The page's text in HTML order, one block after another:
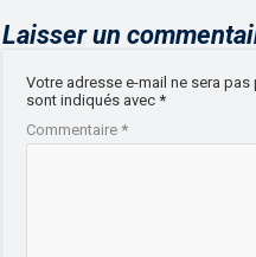
Laisser un
Votre adresse e-mail ne sera pas
sont indiqués avec*
Commentaire*